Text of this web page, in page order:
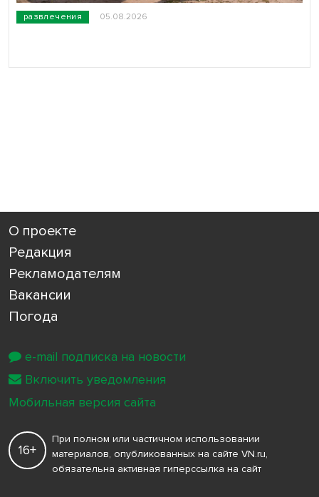
развлечения 05.08.2026
О проекте
Редакция
Рекламодателям
Вакансии
Погода
16+
При полном или частичном использовании
материалов, опубликованных на сайте VN.ru,
обязательна активная гиперссылка на сайт
e-mail подписка на новости
Включить уведомления
Мобильная версия сайта